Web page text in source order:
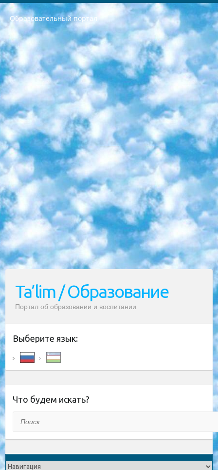
Образовательный портал
РЕСПУБЛИКА УЗБЕКИСТАН МИНИСТРЕРСТВО ДОШКОЛЬНОГО И ШКОЛЬНОГО ОБРАЗОВАНИЯ КОМАНДА в общеобразовательных учреждениях в 2023-2024 учебном году организация и проведение итоговой государственной аттестации обучающихся о Министра дошкольного и школьного образования Республики Узбекистан от 4 марта 2008 года (постановлением Минюста от 20 марта 2008 года № 1778 государственной регистрации) «Итоговое состояние учащихся общего среднего образования на основании положения об утверждении положения об аттестации общего среднего образования выпускной экзамен студентов в образовательных учреждениях в 2023-2024 учебном году В целях организации и прохождения аттестации приказываю: 1. Следующее: перечень предметов, по которым будет проводиться итоговая государственная аттестация и экзамен формы перевода согласно приложению 1; сертификаты международного образца, оценивающие уровень владения иностранными языками перечень согласно приложению 2; 2. Педагогический при специализированных образовательных учреждениях. научно-практический центр квалификации и международной оценки (Д.Давидова) 2024 г. До 25 марта: задания по предметам, по которым будет проводиться итоговая аттестация разработка и утверждение технических условий; итоговая аттестация на основании разработанного предметного задания разработка вопросов по предметам (устно и письменно), экзамен передача; общеобразовательные средние школы и специальные учебные заведения учащиеся выпускных классов школ и интернатов в агентской системе подготовка базы данных экзаменационных материалов и критериев оценки; перевод базы экзаменационных материалов на все языки обучения подать в Республиканский образовательный центр для изготовления; варианты экзаменов на основе разработанных контрольных материалов пусть будут поставлены задачи формирования. 3. Республиканский образовательный центр (Ш.Худайкулов) до 5 апреля 2024 года. до: база данных предоставленных экзаменационных материалов на все языки обучения перевод и экспертиза; для слепых, слабовидящих, глухих, слабослышащих и умственно отсталых детей учащиеся выпускных классов специализированных школ и школ-интернатов база данных экзаменационных материалов на всех преподаваемых языках подготовка критериев оценки; специализированные школы для умственно отсталых детей и технологии для учащихся выпускных классов школ-интернатов разработка соответствующих рекомендаций и критериев проведения ЕГЭ по естествознанию давать задания. 4. Педагогический при специализированных образовательных учреждениях. Научно-практический центр навыков и международной оценки (Д.Давидова), Республика образовательный центр (Худайкулов Ш.) итоговый государственный аттестационный экзамен ориентирован на творческое и логическое мышление при подготовке базы материалов учитывать введение заданий. 5. Следует отметить, что: сертификат государственного образца о знании общеобразовательного предмета и как минимум национальный уровень B1 по предметам на иностранных языках, указанным в Приложении 2. или международно признанный сертификат эквивалентного уровня студенты, изучающие определенный предмет, освобождаются от экзамена; по соответствующим предметам запланирована итоговая государственная аттестация за день до дня, путем жеребьевки Рабочей группой (в письменной форме по предметам, проводимым в форме) из числа сформированных вариантов выбрано 2 варианта; 2 выбранных варианта экзамена анонсированы на официальном сайте министерства и все выпускники по всей стране на основе этих вариантов проводит итоговую государственную аттестацию. 6. Государственное образование учащихся средних общеобразовательных учреждений. знания в соответствии с квалификационными требованиями, которые необходимо приобрести на основании стандартов итоговый (выпускной) контроль для 9 и 11 классов в целях тестирования Экзамены (далее – экзамены) состоят из предметов, перечисленных в приложении 1. будет сделано. 7. Экзамены пройдут с 26 мая по 15 июня 2024 г. (кроме науки физического воспитания). 8. Физическая для учащихся 9 классов общесредних образовательных учреждений. Экзамены по предмету «Образование, квалификация медицина» 1-6 мая 2024 года. сотрудники перевести под присмотр (с отклонениями в физическом или умственном развитии) специализированная школа для детей, школы-интернаты и со сколиозом школы-интернаты санаторного типа для больных детей исключены). 9. Он был слепым, слабовидящим и имел нарушения опорно-двигательного аппарата. экзамены в специализированных школах и интернатах для детей должны проводиться исходя из требований, предъявляемых к общеобразовательным учреждениям (физкультура кроме науки). 10. Специализированная школа для глухих и слабослышащих детей. и экзамены в интернатах и быть реализован в виде письменного теста по математике. 11. Специальность для умственно отсталых детей. Для 9 класса Родной язык и литературное письмо Государственный язык (язык обучения – узбекский). для неклассов) написано Математическое письмо Письменная/устная история Узбекистана Физическое воспитание практично Итоговый контроль Для 11 класса Написание родного языка и литературы (эссе) Математическое письмо Узбекский язык (обучение на узбекском языке) не посещающее общее среднее образование для учреждений)/Образовательное учреждение выбор письменный и устный Иностранный язык письменный/устный Письменная/устная история Узбекистана *По выбору студента:  Химия  Физика  Основы государственного права  География 10 бесплатных образовательных ресурсов - Мы составили подборку онлайн-проектов с интерактивными упражнениями, видеолекциями и статьями. Они помогут вам обрести новые и освежить старые знания бесплатно. 1. «ИНТУИТ» Старейшая образовательная площадка Рунета. Здесь вы найдёте сотни текстовых и видеокурсов на десятки различных тем — от программирования до психологии. Многие курсы подготовлены российскими университетами и крупными международными компаниями вроде Intel и Microsoft. Самостоятельное обучение бесплатное, но желающие могут оплатить услуги персональных наставников. 2. «Смартия» знакомит с актуальными профессиями и подсказывает, как им обучаться. Выбрав заинтересовавшую вас специальность — SMM-специалист, фотограф, веб-дизайнер или другую, — увидите список необходимых для неё умений. Чтобы вы могли освоить их самостоятельно, для каждого умения площадка отображает подборку ссылок на учебные материалы. Хотя «Смартия» ориентируется на русскоязычную аудиторию, часть контента всё же доступна только на английском. 3. «Лекторий Физтеха» Проект Московского физико-технического института (Физтеха). С его помощью вы можете смотреть онлайн серии лекций, записанные на видео в этом вузе. В числе доступных предметов — физика, биология, химия, информационные технологии и другие. К некоторым лекциям администрация ресурса прилагает готовые конспекты, которые можно скачивать в PDF-формате. 4. ITMOcourses Онлайн-площадка Санкт-Петербургского национального исследовательского университета информационных технологий, механики и оптики (ИТМО). Ресурс предоставляет свободный доступ к курсам, разработанным в этом вузе. Каталог материалов разбит на четыре категории: «Оптические системы и технологии», «Приборостроение и робототехника», «Информационные технологии» и «Биотехнологии». Курсы состоят из видеолекций, интерактивных демонстраций и заданий. 5. «КиберЛенинка» Электронная научная библиотека открытого доступа. Каталог площадки регулярно обрастает текстами статей из различных научных изданий. Сгруппированные по журналам и рубрикам публикации можно читать онлайн или скачивать целиком в PDF-формате. Проект нацелен на популяризацию науки за счёт открытого доступа к качественной информации. 6. «ПостНаука» На этом ресурсе публикуют подборки видеолекций, составленные экспертами из разных отраслей и объединённые общими темами. Среди них, к примеру, есть серии «Биоинформатика и геномика», «Культура средневековой Скандинавии» и Cinema Studies о теории кино. Каждая подборка лекций — логически связанная история, рассказанная экспертом от первого лица. Кроме того, на сайте появляются научно-образовательные статьи и тесты на разные темы. 7. «Newочём» Команда проекта «Newочём» отбирает самые интересные тексты из англоязычных СМИ и переводит те из них, за которые голосуют участники сообщества «ВКонтакте». По большей части это научно-популярные статьи. Редакторы придумывают лишь заголовки, в остальном содержание переводов соответствует оригиналам. Полные тексты можно читать прямо в социальной сети. 8. InternetUrok Онлайн-база материалов по основным дисциплинам школьной программы. Информация на сайте структурирована по классам, предметам и темам (урокам). Каждый урок состоит из видеолекций и конспектов. Есть также интерактивные тренажёры и тесты для закрепления пройденного материала. Даже если вы давно окончили школу, возможность повторить программу старших классов всегда может пригодиться. 9. Edutainme Ещё один ресурс об образовании. В отличие от Newtonew, как мне кажется, Edutainme больше ориентируется на представителей индустрии: педагогов, предпринимателей, разработчиков образовательных проектов. Но и любой, кто просто стремится к саморазвитию, найдёт на сайте много полезного и интересного для себя. Например, информацию о новых курсах и образовательных сервисах. 10. Newtonew Онлайн-медиа об образовании и обучении в широком смысле. Авторы Newtonew пишут об инструментах, заведениях, тактиках и стратегиях, которые помогают учить других и получать новые знания самостоятельно. На этой площадке вы найдёте новости, обзоры, аналитические мат
Ta’lim / Образование
Портал об образовании и воспитании
Выберите язык:
Что будем искать?